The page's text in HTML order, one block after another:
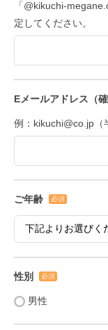
「@kikuchi-
定してください。
Eメールアドレス（確
例：kikuchi@co.jp（
ご年齢 必須
性別 必須
男性